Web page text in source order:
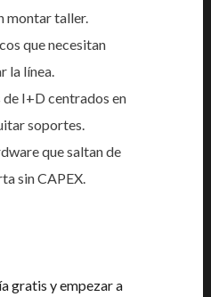
montar taller.
que necesitan
la línea.
I+D centrados en
soportes.
que saltan de
sin CAPEX.
gratis y empezar a